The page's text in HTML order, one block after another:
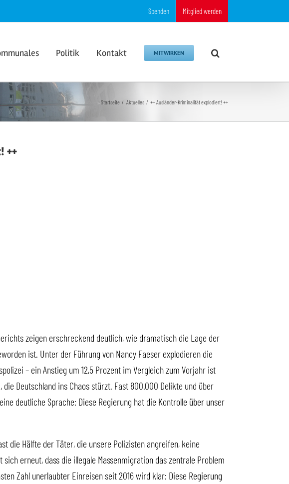
Spenden Mitglied werden
Politik Kontakt MITWIRKEN
Startseite Aktuelles ++ Ausländer-Kriminalität explodiert! ++
++
zeigen erschreckend deutlich, wie dramatisch die Lage der
ist. Unter der Führung von Nancy Faeser explodieren die
– ein Anstieg um 12,5 Prozent im Vergleich zum Vorjahr ist
Deutschland ins Chaos stürzt. Fast 800.000 Delikte und über
deutliche Sprache: Diese Regierung hat die Kontrolle über unser
die Hälfte der Täter, die unsere Polizisten angreifen, keine
erneut, dass die illegale Massenmigration das zentrale Problem
Zahl unerlaubter Einreisen seit 2016 wird klar: Diese Regierung